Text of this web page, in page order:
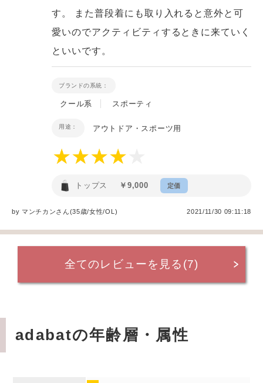
す。 また普段着にも取り入れると意外と可
愛いのでアクティビティするときに来ていく
といいです。
ブランドの系統：
クール系 スポーティ
用途： アウトドア・スポーツ用
トップス ￥9,000 定価
by マンチカンさん(35歳/女性/OL ) 2021/11/30 09:11:18
全てのレビューを見る(7)
adabatの年齢層・属性